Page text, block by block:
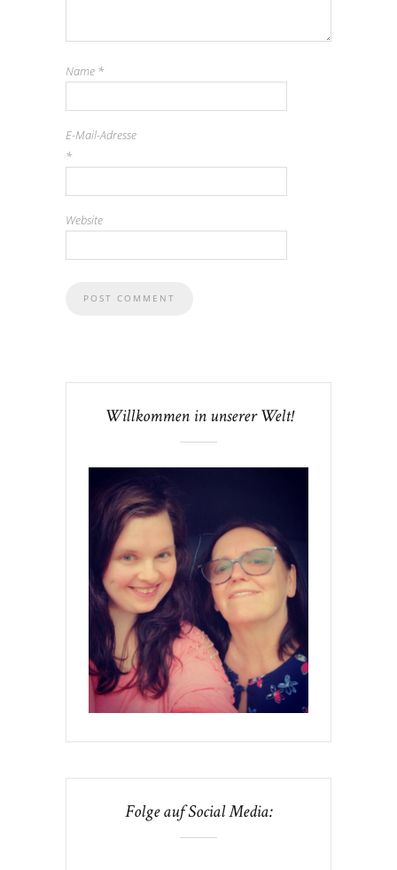
Name *
E-Mail-Adresse
*
Website
Willkommen in unserer Welt!
Folge auf Social Media: